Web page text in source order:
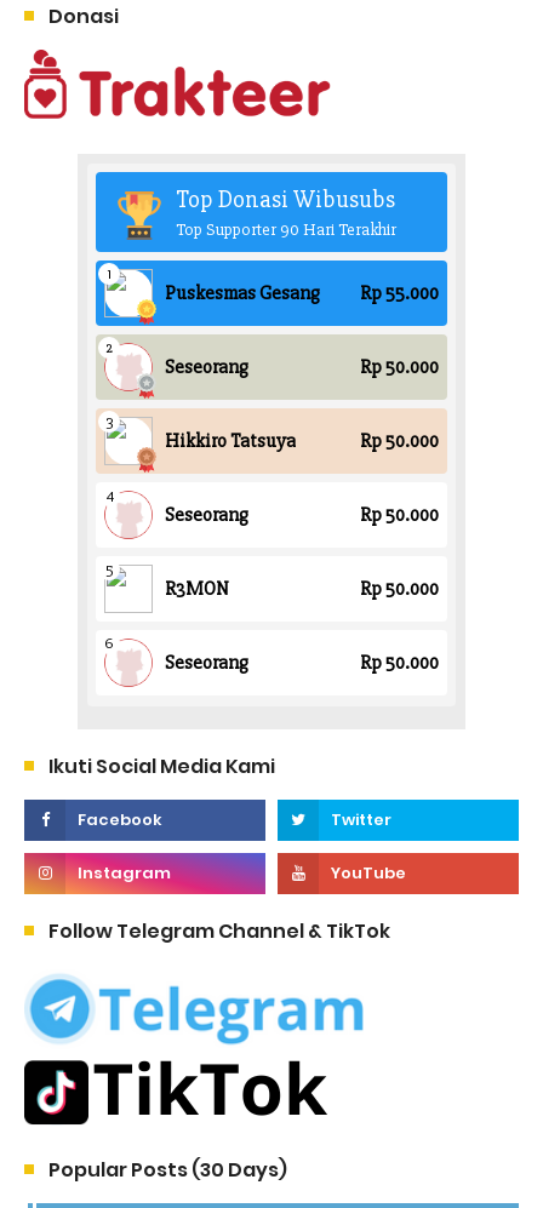
Donasi
Ikuti Social Media Kami
Follow Telegram Channel & TikTok
Popular Posts (30 Days)